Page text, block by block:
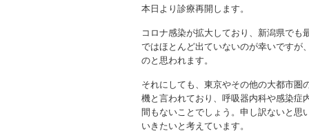
本日より診療再開します。
コロナ感染が拡大しており、新潟県でも
ではほとんど出ていないのが幸いですが
のと思われます。
それにしても、東京やその他の大都市圏
機と言われており、呼吸器内科や感染症
間もないことでしょう。申し訳ないと思
いきたいと考えています。